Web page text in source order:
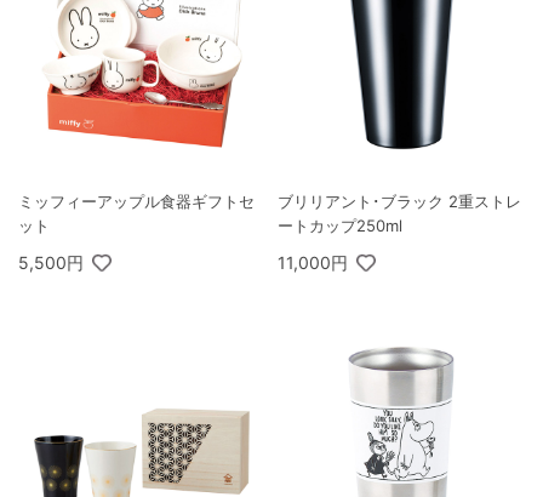
ミッフィーアップル食器ギフトセ
ット
5,500円
ブリリアント･ブラック 2重ストレ
ートカップ250ml
11,000円